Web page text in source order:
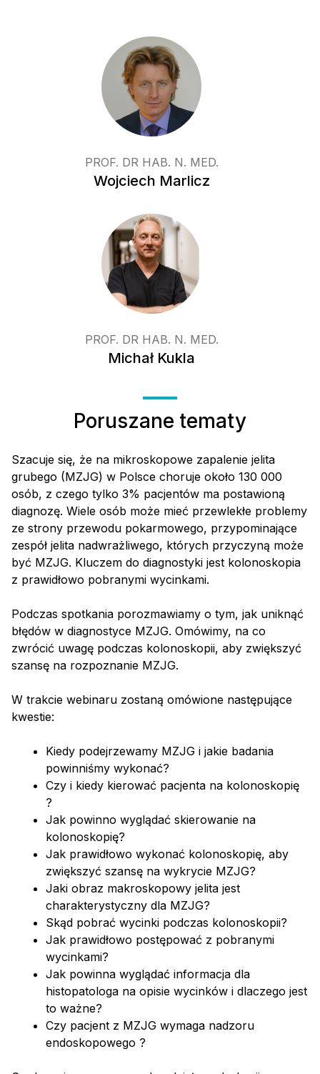
PROF. DR HAB. N. MED.
Wojciech Marlicz
PROF. DR HAB. N. MED.
Michał Kukla
Poruszane tematy
Szacuje się, że na mikroskopowe zapalenie jelita
grubego (MZJG) w Polsce choruje około 130 000
osób, z czego tylko 3% pacjentów ma postawioną
diagnozę. Wiele osób może mieć przewlekłe problemy
ze strony przewodu pokarmowego, przypominające
zespół jelita nadwrażliwego, których przyczyną może
być MZJG. Kluczem do diagnostyki jest kolonoskopia
z prawidłowo pobranymi wycinkami.
Podczas spotkania porozmawiamy o tym, jak uniknąć
błędów w diagnostyce MZJG. Omówimy, na co
zwrócić uwagę podczas kolonoskopii, aby zwiększyć
szansę na rozpoznanie MZJG.
W trakcie webinaru zostaną omówione następujące
kwestie:
Kiedy podejrzewamy MZJG i jakie badania
powinniśmy wykonać?
Czy i kiedy kierować pacjenta na kolonoskopię
?
Jak powinno wyglądać skierowanie na
kolonoskopię?
Jak prawidłowo wykonać kolonoskopię, aby
zwiększyć szansę na wykrycie MZJG?
Jaki obraz makroskopowy jelita jest
charakterystyczny dla MZJG?
Skąd pobrać wycinki podczas kolonoskopii?
Jak prawidłowo postępować z pobranymi
wycinkami?
Jak powinna wyglądać informacja dla
histopatologa na opisie wycinków i dlaczego jest
to ważne?
Czy pacjent z MZJG wymaga nadzoru
endoskopowego ?